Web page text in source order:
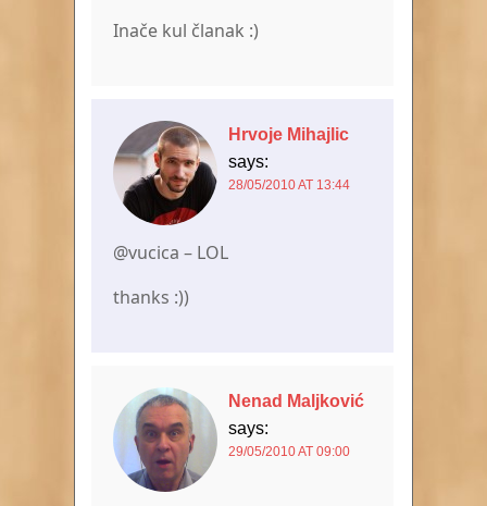
Inače kul članak :)
Hrvoje Mihajlic
says:
28/05/2010 AT 13:44
@vucica – LOL
thanks :))
Nenad Maljković
says:
29/05/2010 AT 09:00